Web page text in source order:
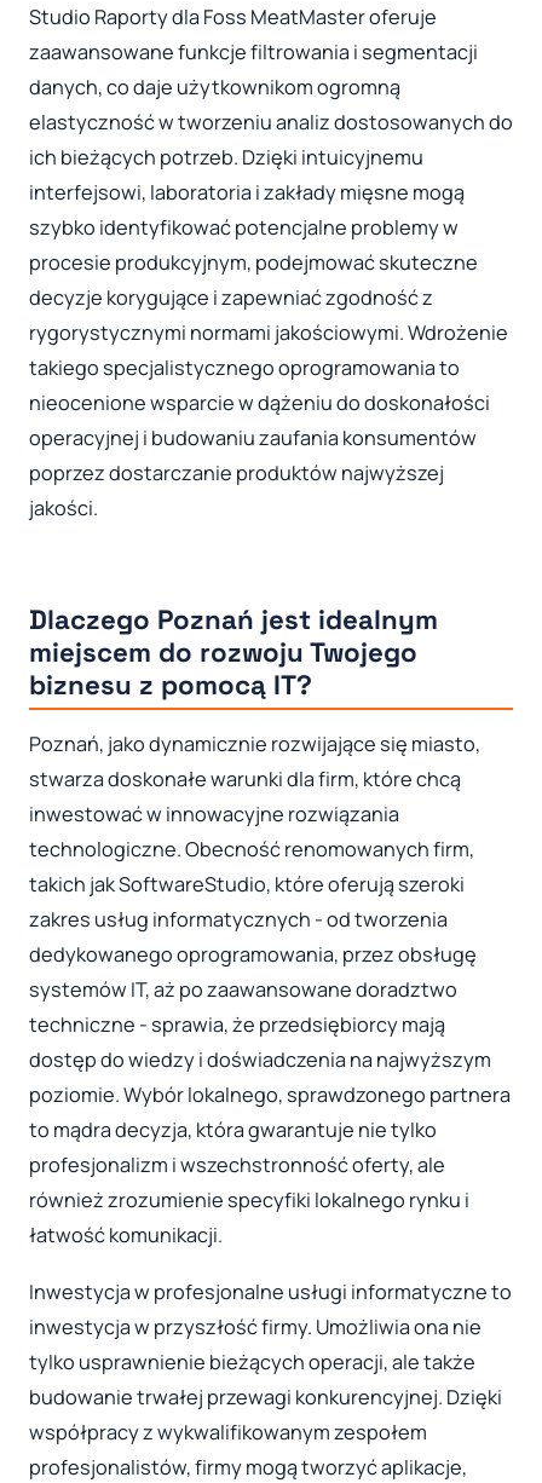
Studio Raporty dla Foss MeatMaster oferuje
zaawansowane funkcje filtrowania i segmentacji
danych, co daje użytkownikom ogromną
elastyczność w tworzeniu analiz dostosowanych do
ich bieżących potrzeb. Dzięki intuicyjnemu
interfejsowi, laboratoria i zakłady mięsne mogą
szybko identyfikować potencjalne problemy w
procesie produkcyjnym, podejmować skuteczne
decyzje korygujące i zapewniać zgodność z
rygorystycznymi normami jakościowymi. Wdrożenie
takiego specjalistycznego oprogramowania to
nieocenione wsparcie w dążeniu do doskonałości
operacyjnej i budowaniu zaufania konsumentów
poprzez dostarczanie produktów najwyższej
jakości.
Dlaczego Poznań jest idealnym
miejscem do rozwoju Twojego
biznesu z pomocą IT?
Poznań, jako dynamicznie rozwijające się miasto,
stwarza doskonałe warunki dla firm, które chcą
inwestować w innowacyjne rozwiązania
technologiczne. Obecność renomowanych firm,
takich jak SoftwareStudio, które oferują szeroki
zakres usług informatycznych - od tworzenia
dedykowanego oprogramowania, przez obsługę
systemów IT, aż po zaawansowane doradztwo
techniczne - sprawia, że przedsiębiorcy mają
dostęp do wiedzy i doświadczenia na najwyższym
poziomie. Wybór lokalnego, sprawdzonego partnera
to mądra decyzja, która gwarantuje nie tylko
profesjonalizm i wszechstronność oferty, ale
również zrozumienie specyfiki lokalnego rynku i
łatwość komunikacji.
Inwestycja w profesjonalne usługi informatyczne to
inwestycja w przyszłość firmy. Umożliwia ona nie
tylko usprawnienie bieżących operacji, ale także
budowanie trwałej przewagi konkurencyjnej. Dzięki
współpracy z wykwalifikowanym zespołem
profesjonalistów, firmy mogą tworzyć aplikacje,